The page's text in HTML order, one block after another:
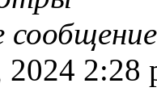
2024 2:28